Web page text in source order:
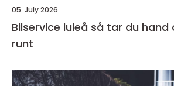
05. July 2026
Bilservice luleå så tar du hand om bilen året
runt